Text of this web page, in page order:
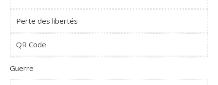
Perte des libertés
QR Code
Guerre